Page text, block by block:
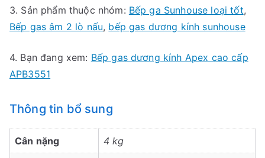
3. Sản phẩm thuộc nhóm: Bếp ga Sunhouse loại tốt,
Bếp gas âm 2 lò nấu, bếp gas dương kính sunhouse
4. Bạn đang xem: Bếp gas dương kính Apex cao cấp
APB3551
Thông tin bổ sung
Cân nặng 4 kg